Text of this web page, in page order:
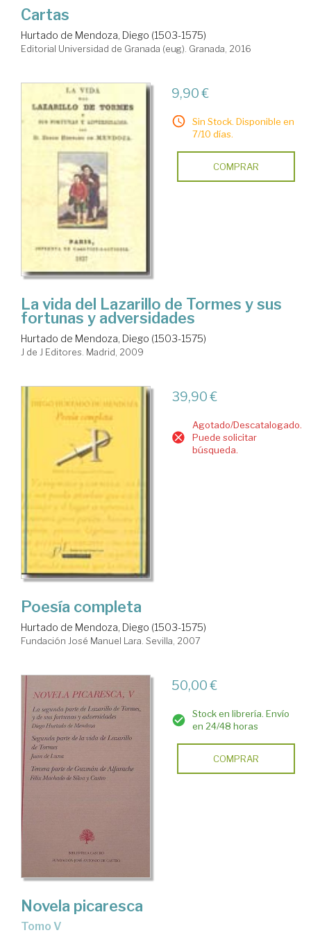
Cartas
Hurtado de Mendoza, Diego (1503-1575)
Editorial Universidad de Granada (eug). Granada, 2016
9,90 €
Sin Stock. Disponible en
7/10 días.
COMPRAR
La vida del Lazarillo de Tormes y sus
fortunas y adversidades
Hurtado de Mendoza, Diego (1503-1575)
J de J Editores. Madrid, 2009
39,90 €
Agotado/Descatalogado.
Puede solicitar
búsqueda.
Poesía completa
Hurtado de Mendoza, Diego (1503-1575)
Fundación José Manuel Lara. Sevilla, 2007
50,00 €
Stock en librería. Envío
en 24/48 horas
COMPRAR
Novela picaresca
Tomo V